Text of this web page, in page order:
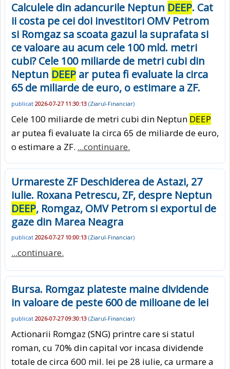
Calculele din adancurile Neptun DEEP. Cat
ii costa pe cei doi investitori OMV Petrom
si Romgaz sa scoata gazul la suprafata si
ce valoare au acum cele 100 mld. metri
cubi? Cele 100 miliarde de metri cubi din
Neptun DEEP ar putea fi evaluate la circa
65 de miliarde de euro, o estimare a ZF.
publicat 2026-07-27 11:30:13 (Ziarul-Financiar)
Cele 100 miliarde de metri cubi din Neptun DEEP
ar putea fi evaluate la circa 65 de miliarde de euro,
o estimare a ZF. ...continuare.
Urmareste ZF Deschiderea de Astazi, 27
iulie. Roxana Petrescu, ZF, despre Neptun
DEEP, Romgaz, OMV Petrom si exportul de
gaze din Marea Neagra
publicat 2026-07-27 10:00:13 (Ziarul-Financiar)
...continuare.
Bursa. Romgaz plateste maine dividende
in valoare de peste 600 de milioane de lei
publicat 2026-07-27 09:30:13 (Ziarul-Financiar)
Actionarii Romgaz (SNG) printre care si statul
roman, cu 70% din capital vor incasa dividende
totale de circa 600 mil. lei pe 28 iulie, ca urmare a